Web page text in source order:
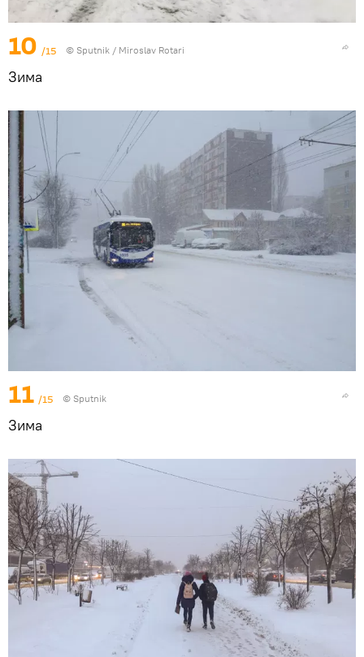
10 /15 © Sputnik / Miroslav Rotari
Зима
11 /15 © Sputnik
Зима